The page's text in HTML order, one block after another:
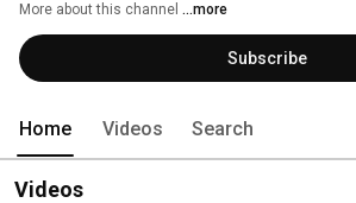
More about this channel ...more
Subscribe
Home Videos Search
Videos